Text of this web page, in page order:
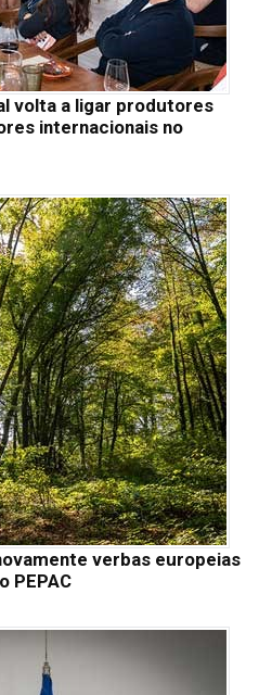
volta a ligar produtores
internacionais no
verbas europeias
PEPAC